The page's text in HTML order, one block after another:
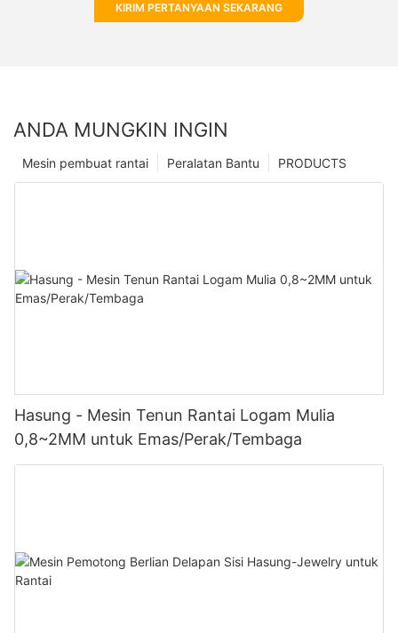
KIRIM PERTANYAAN SEKARANG
ANDA MUNGKIN INGIN
PRODUCTS
Peralatan Bantu
Mesin pembuat rantai
Hasung - Mesin Tenun Rantai Logam Mulia
0,8~2MM untuk Emas/Perak/Tembaga